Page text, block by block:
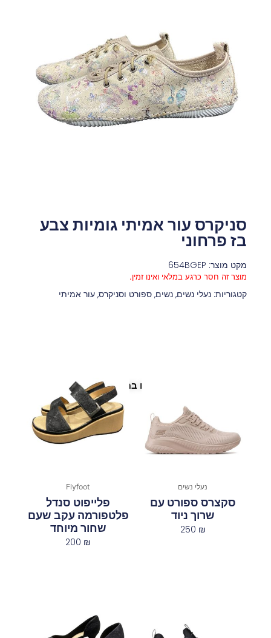
סניקרס עור אמיתי גומיות צבע
בז פרחוני
מקט מוצר: 654BGEP
מוצר זה חסר כרגע במלאי ואינו זמין.
קטגוריות: נעלי נשים, נשים, ספורט וסניקרס, עור אמיתי
פריטים נוספים במיוחד בשבילך
נעלי נשים
סקצרס ספורט עם
שרוך ניוד
250 ₪
Flyfoot
פלייפוט סנדל
פלטפורמה עקב שעם
שחור מיוחד
200 ₪